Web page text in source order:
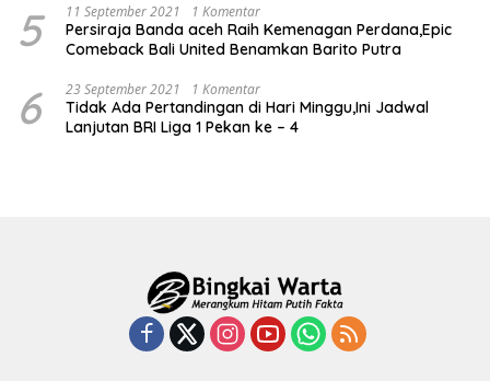
5 11 September 2021 1 Komentar
Persiraja Banda aceh Raih Kemenagan Perdana,Epic
Comeback Bali United Benamkan Barito Putra
6 23 September 2021 1 Komentar
Tidak Ada Pertandingan di Hari Minggu,Ini Jadwal
Lanjutan BRI Liga 1 Pekan ke – 4